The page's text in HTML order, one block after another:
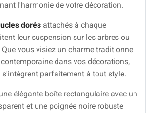
l'harmonie de votre décoration.
dorés attachés à chaque
leur suspension sur les arbres ou
Que vous visiez un charme traditionnel
dans vos décorations,
s'intègrent parfaitement à tout style.
élégante boîte rectangulaire avec un
et une poignée noire robuste